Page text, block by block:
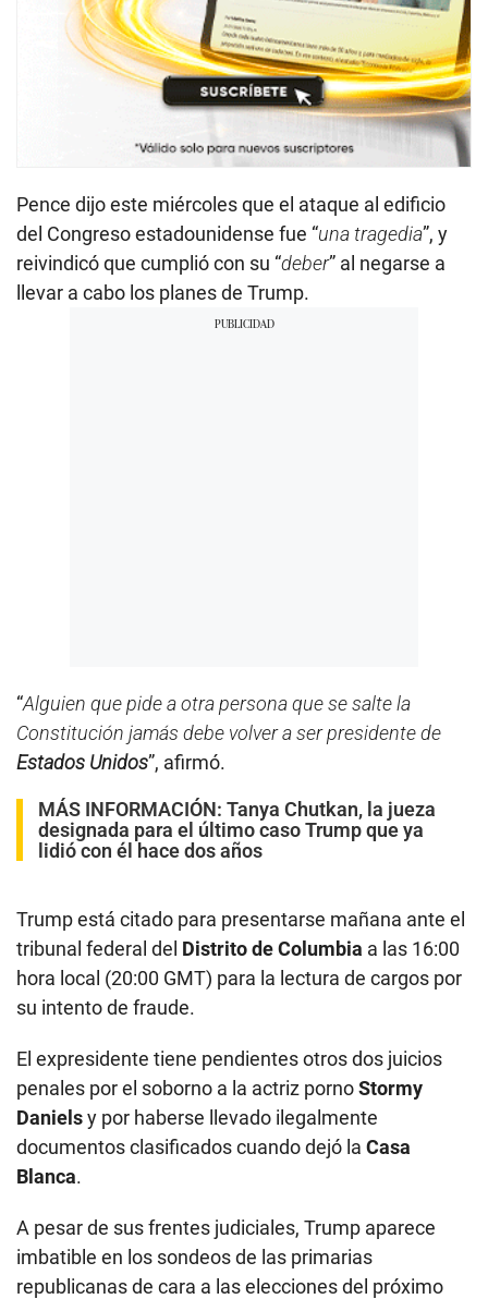
Pence dijo este miércoles que el ataque al edificio
del Congreso estadounidense fue “una tragedia”, y
reivindicó que cumplió con su “deber” al negarse a
llevar a cabo los planes de Trump.
“Alguien que pide a otra persona que se salte la
Constitución jamás debe volver a ser presidente de
Estados Unidos”, afirmó.
MÁS INFORMACIÓN: Tanya Chutkan, la jueza
designada para el último caso Trump que ya
lidió con él hace dos años
Trump está citado para presentarse mañana ante el
tribunal federal del Distrito de Columbia a las 16:00
hora local (20:00 GMT) para la lectura de cargos por
su intento de fraude.
El expresidente tiene pendientes otros dos juicios
penales por el soborno a la actriz pornoStormy
Danielsy por haberse llevado ilegalmente
documentos clasificados cuando dejó la Casa
Blanca.
A pesar de sus frentes judiciales, Trump aparece
imbatible en los sondeos de las primarias
republicanas de cara a las elecciones del próximo